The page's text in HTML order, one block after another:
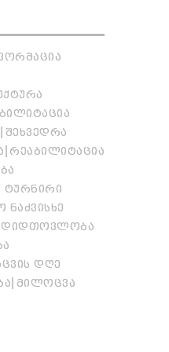
ᲨᲔᲮᲕᲔᲓᲠᲐ
ᲠᲔᲐᲑᲘᲚᲘᲢᲐᲪᲘᲐ
ᲢᲣᲠᲜᲘᲠᲘ
ᲓᲘᲓᲗᲝᲕᲚᲝᲑᲐ
ᲓᲦᲔ
ᲛᲘᲚᲝᲪᲕᲐ